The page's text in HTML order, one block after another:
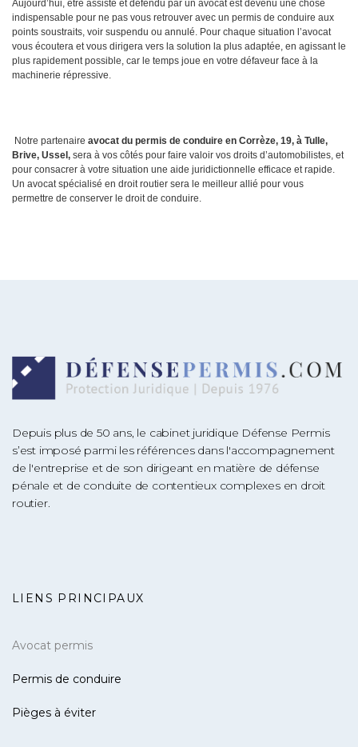
Aujourd’hui, être assisté et défendu par un avocat est devenu une chose
indispensable pour ne pas vous retrouver avec un permis de conduire aux
points soustraits, voir suspendu ou annulé. Pour chaque situation l’avocat
vous écoutera et vous dirigera vers la solution la plus adaptée, en agissant le
plus rapidement possible, car le temps joue en votre défaveur face à la
machinerie répressive.
Notre partenaire avocat du permis de conduire en Corrèze, 19, à Tulle,
Brive, Ussel, sera à vos côtés pour faire valoir vos droits d’automobilistes, et
pour consacrer à votre situation une aide juridictionnelle efficace et rapide.
Un avocat spécialisé en droit routier sera le meilleur allié pour vous
permettre de conserver le droit de conduire.
Depuis plus de 50 ans, le cabinet juridique Défense Permis
s’est imposé parmi les références dans l'accompagnement
de l'entreprise et de son dirigeant en matière de défense
pénale et de conduite de contentieux complexes en droit
routier.
LIENS PRINCIPAUX
Avocat permis
Permis de conduire
Pièges à éviter